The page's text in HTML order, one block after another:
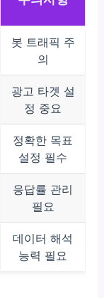
봇 트래픽 주
의
광고 타겟 설
정 중요
정확한 목표
설정 필수
응답률 관리
필요
데이터 해석
능력 필요